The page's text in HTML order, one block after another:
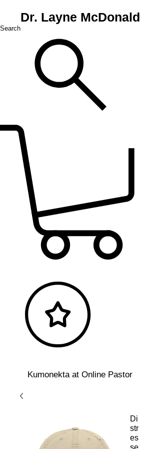
Dr. Layne McDonald
Search
Kumonekta at Online Pastor
Di
str
es
se